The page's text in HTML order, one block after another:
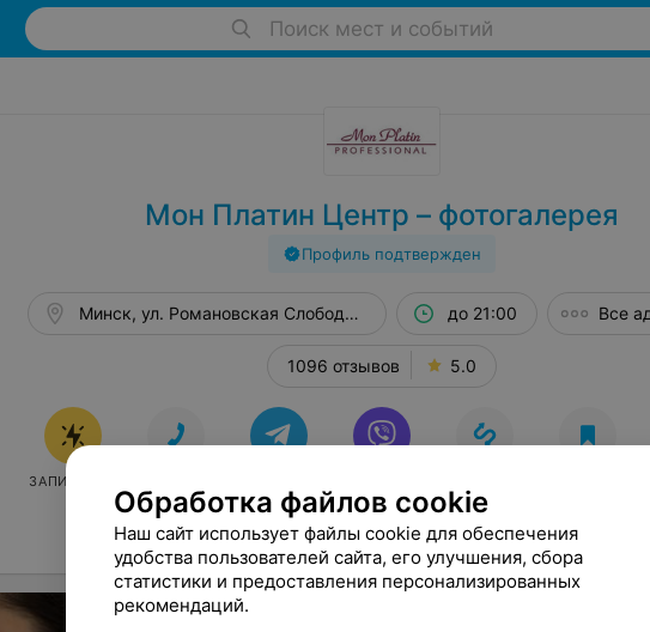
Поиск мест и событий
Мон Платин Центр – фотогалерея
Профиль подтвержден
О нас Отзывы1096 Цены Новости Фотогалерея
Минск, ул. Романовская Слобода, 9 до 21:00 Все
1096 отзывов 5.0
ЗАПИСАТЬСЯ
Обработка файлов cookie
Наш сайт использует файлы cookie для обеспечения
удобства пользователей сайта, его улучшения, сбора
статистики и предоставления персонализированных
рекомендаций.